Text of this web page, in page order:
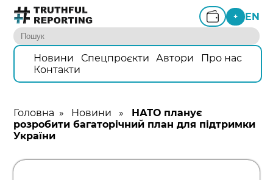
+ EN
Новини Спецпроєкти Автори
Про нас
Контакти
Головна » Новини »
НАТО планує
розробити багаторічний план для підтримки
України